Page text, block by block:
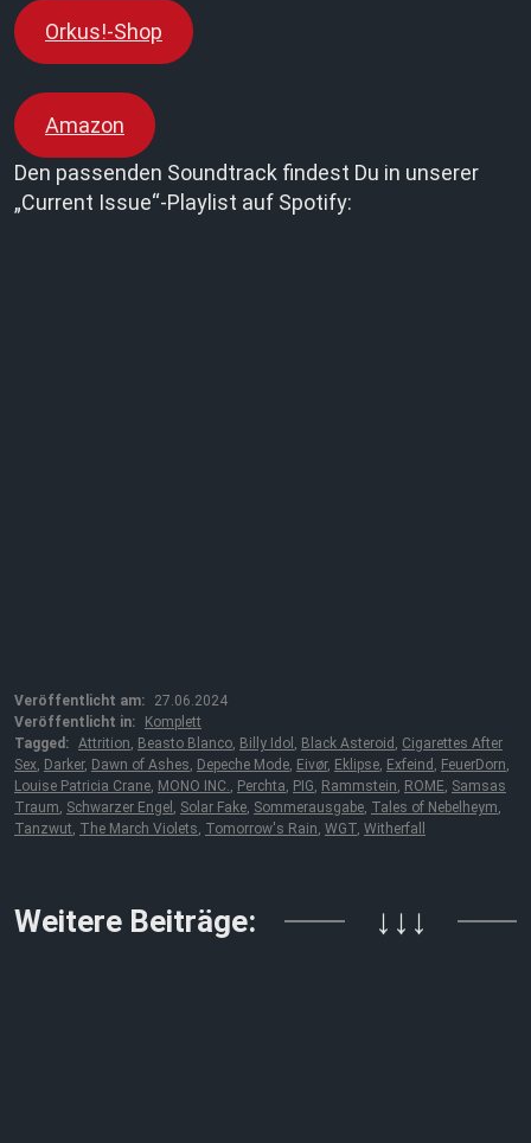
Orkus!-Shop
Amazon
Den passenden Soundtrack findest Du in unserer
„Current Issue“-Playlist auf Spotify:
Veröffentlicht am:
27.06.2024
Veröffentlicht in:
Komplett
Tagged: Attrition, Beasto Blanco, Billy Idol , Black Asteroid , Cigarettes After
Sex, Darker, Dawn of Ashes, Depeche Mode, Eivør, Eklipse, Exfeind , FeuerDorn,
Louise Patricia Crane, MONO INC., Perchta, PIG, Rammstein, ROME, Samsas
Traum, Schwarzer Engel , Solar Fake, Sommerausgabe, Tales of Nebelheym,
Tanzwut, The March Violets, Tomorrow's Rain, WGT, Witherfall
Weitere Beiträge: ↓↓↓